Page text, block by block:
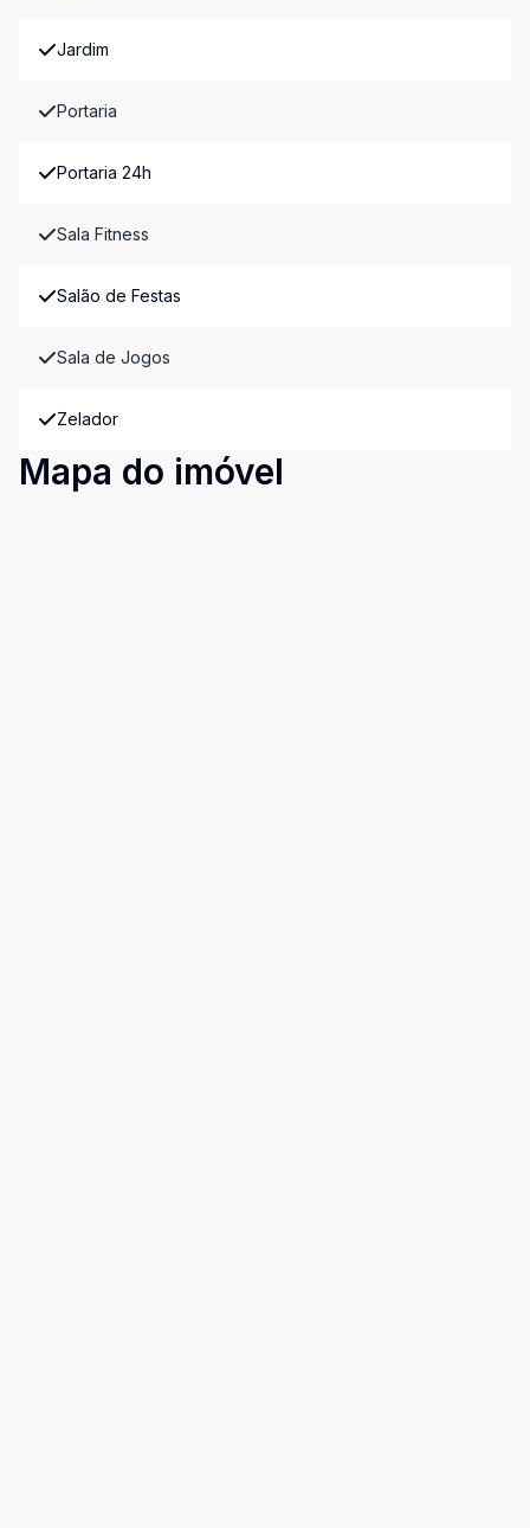
Jardim
Portaria
Portaria 24h
Sala Fitness
Salão de Festas
Sala de Jogos
Zelador
Mapa do imóvel